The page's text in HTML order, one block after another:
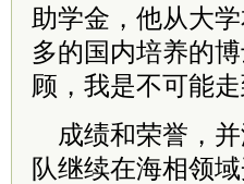
助学金，他从大
多的国内培养的
顾，我是不可能
成绩和荣誉，并
队继续在海相领